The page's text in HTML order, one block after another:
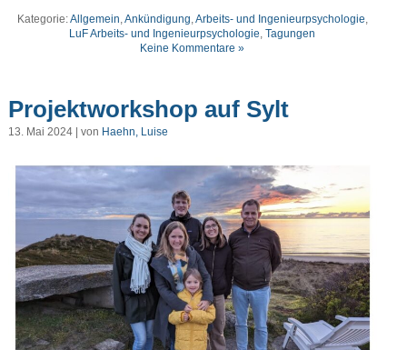
Kategorie:Allgemein,Ankündigung,Arbeits- und Ingenieurpsychologie,
LuF Arbeits- und Ingenieurpsychologie,Tagungen
Keine Kommentare »
Projektworkshop auf Sylt
13. Mai 2024 | von Haehn, Luise